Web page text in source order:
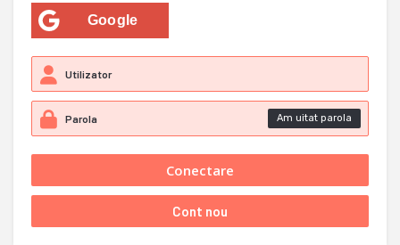
Google
Am uitat parola